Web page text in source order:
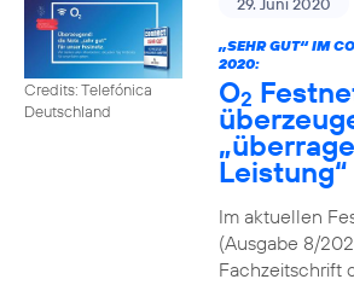
Credits: Telefónica
Deutschland
„SEHR GUT“ IM
2020:
O2
Leistung“
Im aktuellen
(Ausgabe 8/
Fachzeitschrift